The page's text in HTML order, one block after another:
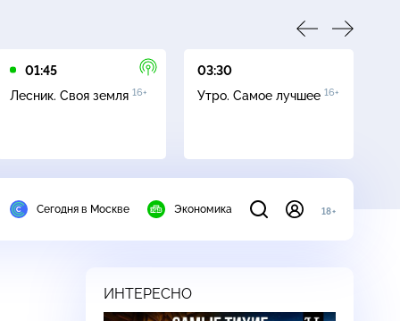
01:45
Лесник. Своя земля 16+
03:30
Утро. Самое лучшее 16+
Сегодня в Москве Экономика 18+
ИНТЕРЕСНО